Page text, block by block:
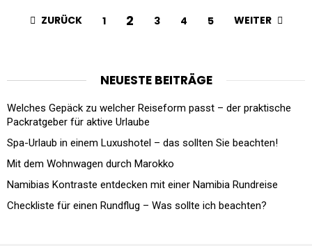
ZURÜCK 1 2 3 4 5 WEITER
NEUESTE BEITRÄGE
Welches Gepäck zu welcher Reiseform passt – der praktische
Packratgeber für aktive Urlaube
Spa-Urlaub in einem Luxushotel – das sollten Sie beachten!
Mit dem Wohnwagen durch Marokko
Namibias Kontraste entdecken mit einer Namibia Rundreise
Checkliste für einen Rundflug – Was sollte ich beachten?